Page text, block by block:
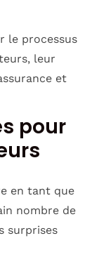
le processus
leur
et
pour
en tant que
nombre de
surprises